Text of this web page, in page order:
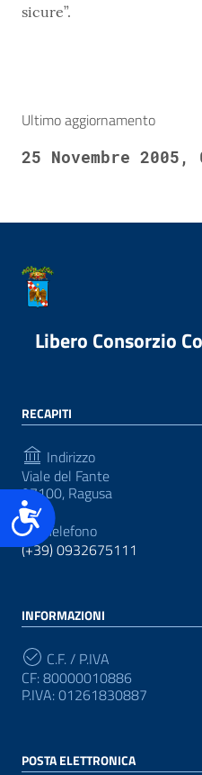
Accessibilità
sicure”.
Ultimo aggiornamento
25 Novembre 2005,
Libero Consorzio
RECAPITI
Indirizzo
Viale del Fante
97100, Ragusa
Telefono
(+39) 0932675111
INFORMAZIONI
C.F. / P.IVA
CF: 80000010886
P.IVA: 01261830887
POSTA ELETTRONICA